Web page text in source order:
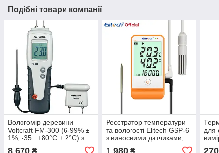
Подібні товари компанії
Вологомір деревини
Voltcraft FM-300 (6-99% ±
1%; -35...+80°C ± 2°C) з
8 670 ₴
Реєстратор температури
та вологості Elitech GSP-6
з виносними датчиками,
пам'яттю 16000, (-40°C ~
1 980₴
для
270